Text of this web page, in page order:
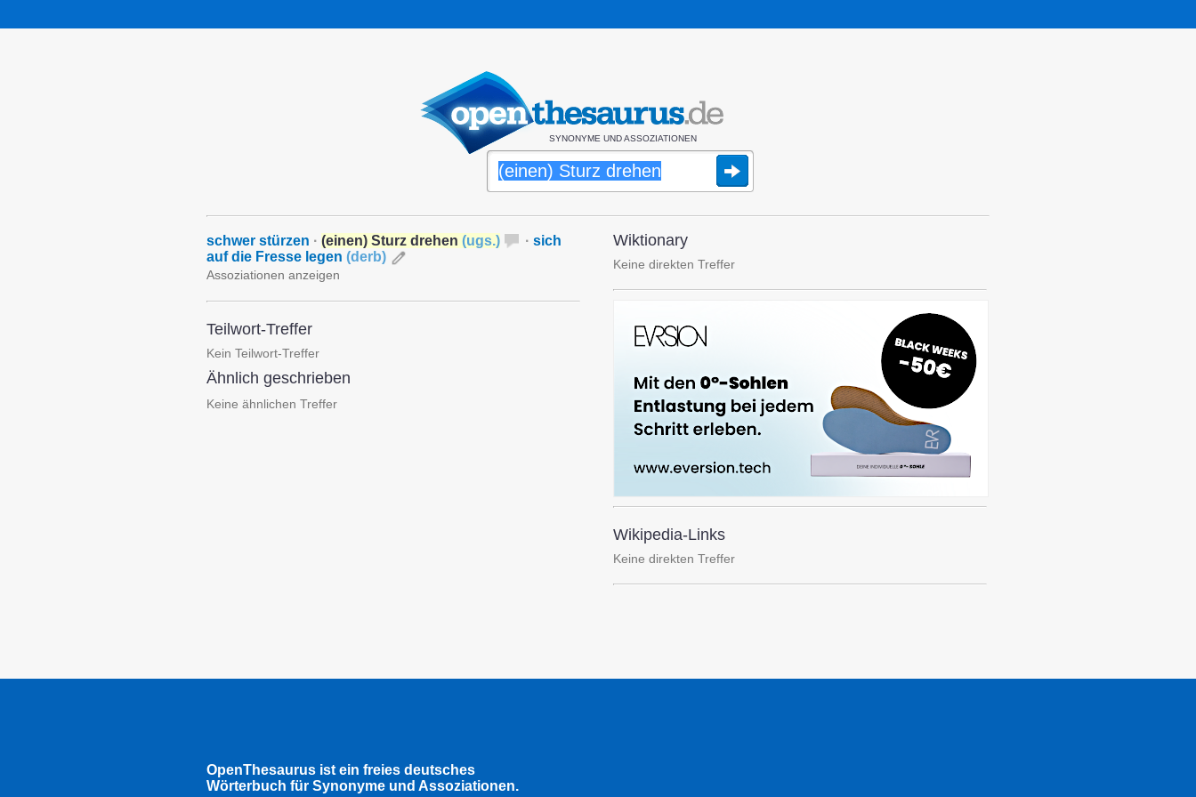
SYNONYME UND ASSOZIATIONEN
schwer stürzen · (einen) Sturz drehen (ugs.) · sich
auf die Fresse legen (derb)
Assoziationen anzeigen
Teilwort-Treffer
Kein Teilwort-Treffer
Ähnlich geschrieben
Keine ähnlichen Treffer
Wiktionary
Keine direkten Treffer
Wikipedia-Links
Keine direkten Treffer
OpenThesaurus ist ein freies deutsches
Wörterbuch für Synonyme und Assoziationen.